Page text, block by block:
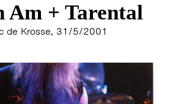
PROGRAMMA
FOTO’SNIEUWS
Am + Tarental
de Krosse, 31/5/2001